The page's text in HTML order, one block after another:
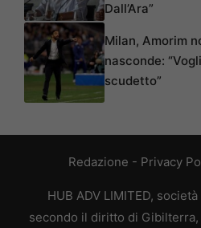
Dall’Ara”
Milan, Amorim
nasconde:
scudetto”
Redazione - Privacy
HUB ADV LIMITED,
secondo il diritto di